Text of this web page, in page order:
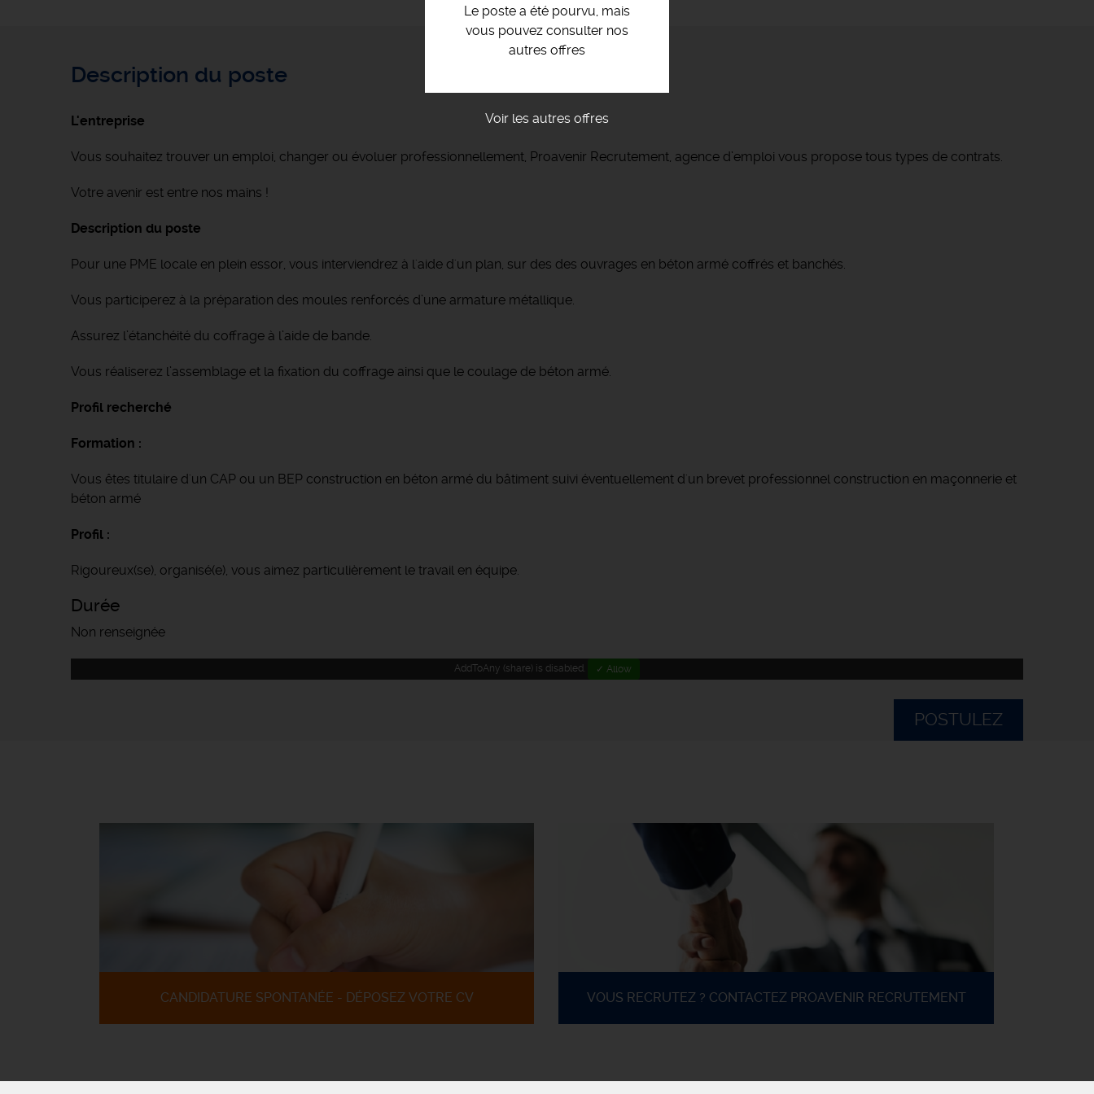
Le poste a été pourvu, mais
vous pouvez consulter nos
autres offres
Voir les autres offres
Description du poste
L'entreprise
Vous souhaitez trouver un emploi, changer ou évoluer professionnellement, Proavenir Recrutement, agence d’emploi vous propose tous types de contrats.
Votre avenir est entre nos mains !
Description du poste
Pour une PME locale en plein essor, vous interviendrez à l'aide d'un plan, sur des des ouvrages en béton armé coffrés et banchés.
Vous participerez à la préparation des moules renforcés d’une armature métallique.
Assurez l’étanchéité du coffrage à l’aide de bande.
Vous réaliserez l’assemblage et la fixation du coffrage ainsi que le coulage de béton armé.
Profil recherché
Formation :
Vous êtes titulaire d'un CAP ou un BEP construction en béton armé du bâtiment suivi éventuellement d'un brevet professionnel construction en maçonnerie et
béton armé
Profil :
Rigoureux(se), organisé(e), vous aimez particulièrement le travail en équipe.
Durée
Non renseignée
AddToAny (share) is disabled. ✓ Allow
POSTULEZ
CANDIDATURE SPONTANÉE - DÉPOSEZ VOTRE CV VOUS RECRUTEZ ? CONTACTEZ PROAVENIR RECRUTEMENT